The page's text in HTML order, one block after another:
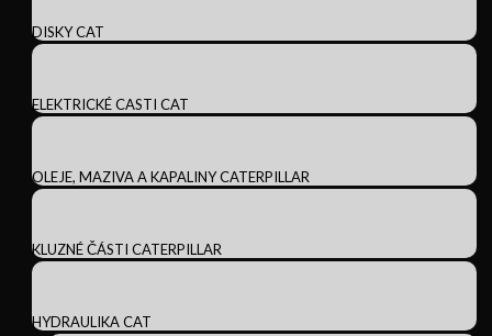
DISKY CAT
ELEKTRICKÉ CASTI CAT
OLEJE, MAZIVA A KAPALINY CATERPILLAR
KLUZNÉ ČÁSTI CATERPILLAR
HYDRAULIKA CAT